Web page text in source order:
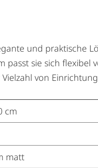
und praktische
sie sich
von
cm
matt